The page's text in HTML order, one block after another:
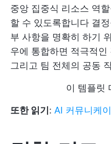
중앙 집중식 리소스 역
할 수 있도록합니다 결
부 사항을 명확히 하기
우에 통합하면 적극적
그리고 팀 전체의 공동
이 템플릿
또한 읽기 : AI 커뮤니케